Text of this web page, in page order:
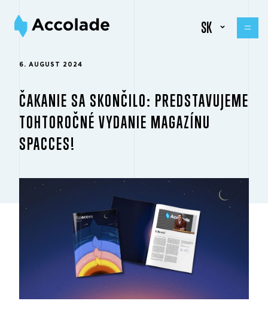
SK
6. AUGUST 2024
ČAKANIE SA SKONČILO: PREDSTAVUJEME
TOHTOROČNÉ VYDANIE MAGAZÍNU
SPACCES!